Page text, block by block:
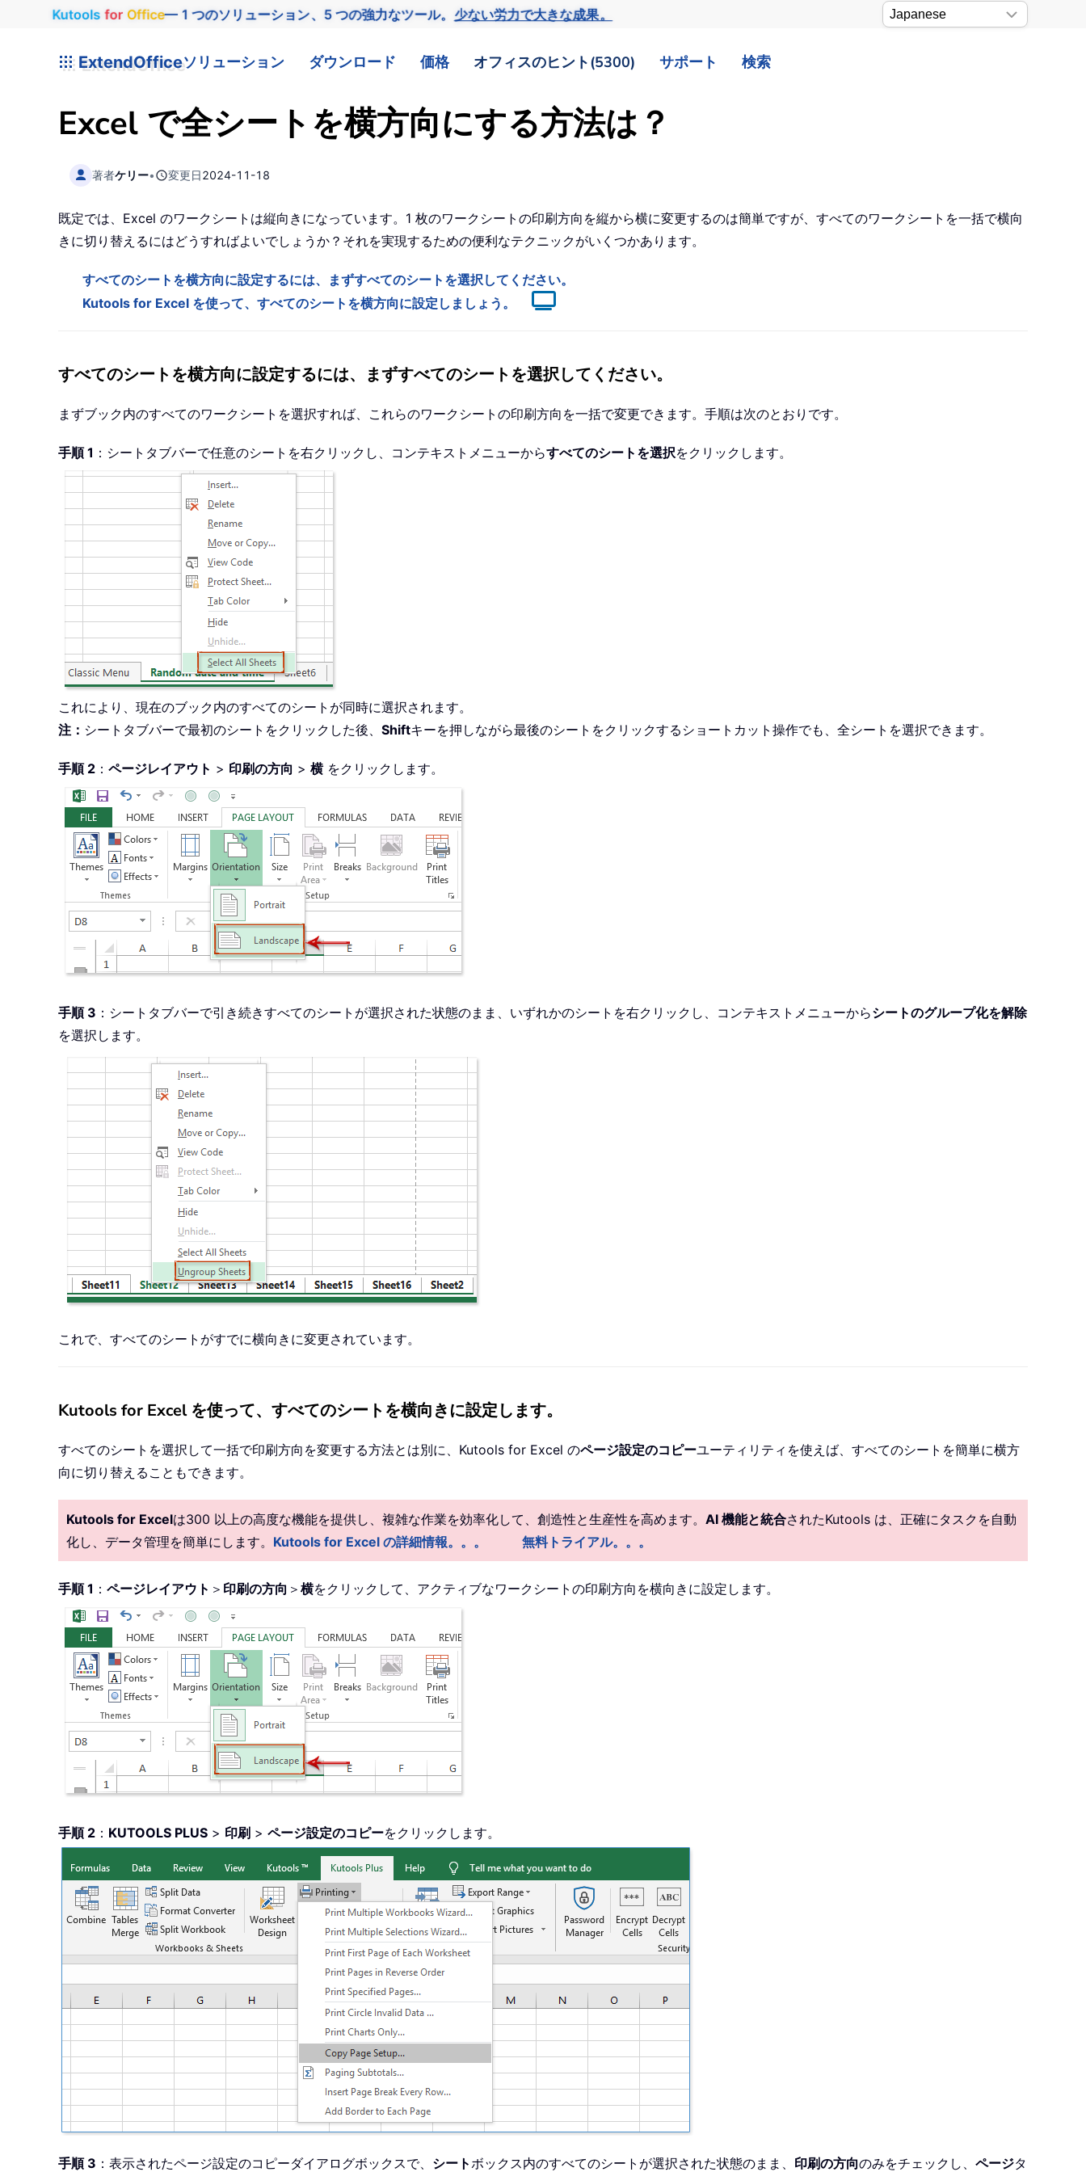
Kutools for Office— 1 つのソリューション、5 つの強力なツール。 少ない労力で大きな成果。
ExtendOfficeソリューション ダウンロード 価格 オフィスのヒント(5300) サポート 検索
Excel で全シートを横方向にする方法は？
著者ケリー• 変更日2024-11-18
既定では、Excel のワークシートは縦向きになっています。1 枚のワークシートの印刷方向を縦から横に変更するのは簡単ですが、すべてのワークシートを一括で横向
きに切り替えるにはどうすればよいでしょうか？それを実現するための便利なテクニックがいくつかあります。
すべてのシートを横方向に設定するには、まずすべてのシートを選択してください。
Kutools for Excel を使って、すべてのシートを横方向に設定しましょう。
すべてのシートを横方向に設定するには、まずすべてのシートを選択してください。
まずブック内のすべてのワークシートを選択すれば、これらのワークシートの印刷方向を一括で変更できます。手順は次のとおりです。
手順 1 ：シートタブバーで任意のシートを右クリックし、コンテキストメニューからすべてのシートを選択をクリックします。
これにより、現在のブック内のすべてのシートが同時に選択されます。
注： シートタブバーで最初のシートをクリックした後、 Shiftキーを押しながら最後のシートをクリックするショートカット操作でも、全シートを選択できます。
手順 2 ： ページレイアウト > 印刷の方向 > 横をクリックします。
手順 3 ：シートタブバーで引き続きすべてのシートが選択された状態のまま、いずれかのシートを右クリックし、コンテキストメニューからシートのグループ化を解除
を選択します。
これで、すべてのシートがすでに横向きに変更されています。
Kutools for Excel を使って、すべてのシートを横向きに設定します。
すべてのシートを選択して一括で印刷方向を変更する方法とは別に、Kutools for Excel のページ設定のコピーユーティリティを使えば、すべてのシートを簡単に横方
向に切り替えることもできます。
Kutools for Excelは300 以上の高度な機能を提供し、複雑な作業を効率化して、創造性と生産性を高めます。 AI 機能と統合されたKutools は、正確にタスクを自動
化し、データ管理を簡単にします。 Kutools for Excel の詳細情報。。。 無料トライアル。。。
手順 1 ： ページレイアウト ＞ 印刷の方向 ＞ 横をクリックして、アクティブなワークシートの印刷方向を横向きに設定します。
手順 2 ： KUTOOLS PLUS > 印刷 > ページ設定のコピーをクリックします。
手順 3 ：表示されたページ設定のコピーダイアログボックスで、 シートボックス内のすべてのシートが選択された状態のまま、 印刷の方向のみをチェックし、 ページタ